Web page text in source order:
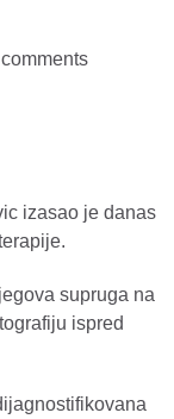
izasao je danas
supruga na
ispred